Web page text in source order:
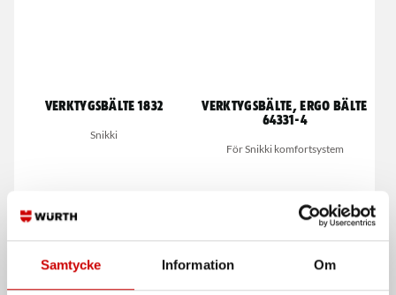
Samtycke Information Om
Verktygsbälte 1832
Snikki
Verktygsbälte, Ergo bälte
64331-4
För Snikki komfortsystem